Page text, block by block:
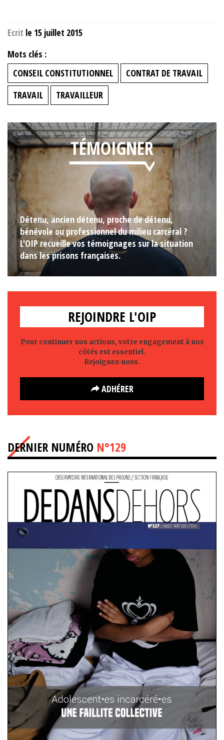
Ecrit le 15 juillet 2015
Mots clés :
CONSEIL CONSTITUTIONNEL
CONTRAT DE TRAVAIL
TRAVAIL
TRAVAILLEUR
TÉMOIGNER
Détenu, ancien détenu, proche de détenu,
bénévole ou professionnel du milieu carcéral ?
L'OIP recueille vos témoignages sur la situation
dans les prisons françaises.
REJOINDRE L'OIP
Pour continuer nos actions, votre engagement à nos
côtés est essentiel.
Rejoignez-nous.
ADHÉRER
DERNIER NUMÉRO N°129